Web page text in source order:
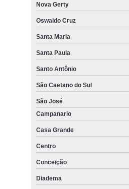
Nova Gerty
Oswaldo Cruz
Santa Maria
Santa Paula
Santo Antônio
São Caetano do Sul
São José
Campanario
Casa Grande
Centro
Conceição
Diadema